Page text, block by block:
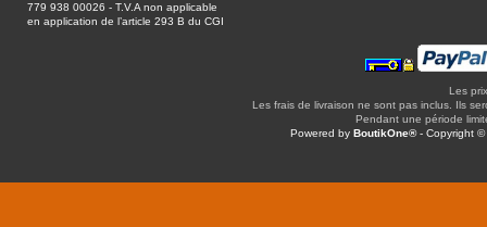
779 938 00026 - T.V.A non applicable
en application de l’article 293 B du CGI
Les
Les frais de livraison ne sont pas inclus. Ils
Pendant une période
Powered byBoutikOne®- Copyright ©